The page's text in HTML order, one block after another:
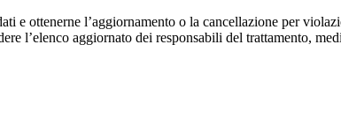
e ottenerne l’aggiornamento o la cancellazione per
l’elenco aggiornato dei responsabili del trattamento,